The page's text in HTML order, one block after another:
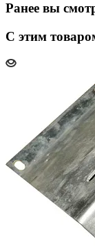
Ранее вы
С этим